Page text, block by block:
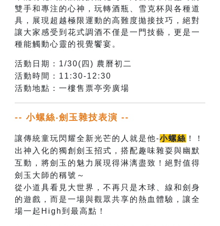
雙手和專注的心神，玩轉酒瓶、雪克杯與各種道
具，展現超越極限運動的高難度拋接技巧，絕對
讓大家感受到花式調酒不僅是一門技藝，更是一
種能觸動心靈的視覺饗宴。
活動日期：1/30(四) 農曆初二
活動時間：11:30-12:30
活動地點：一樓售票亭旁廣場
-- 小螺絲‧劍玉雜技表演 --
讓傳統童玩閃耀全新光芒的人就是他-小螺絲 ！！
出神入化的獨創劍玉招式，搭配趣味雜耍與幽默
互動，將劍玉的魅力展現得淋漓盡致！絕對值得
劍玉大師的稱號～
從小道具看見大世界，不再只是木球、線和劍身
的遊戲，而是一場與觀眾共享的熱血體驗，讓全
場一起High到最高點！